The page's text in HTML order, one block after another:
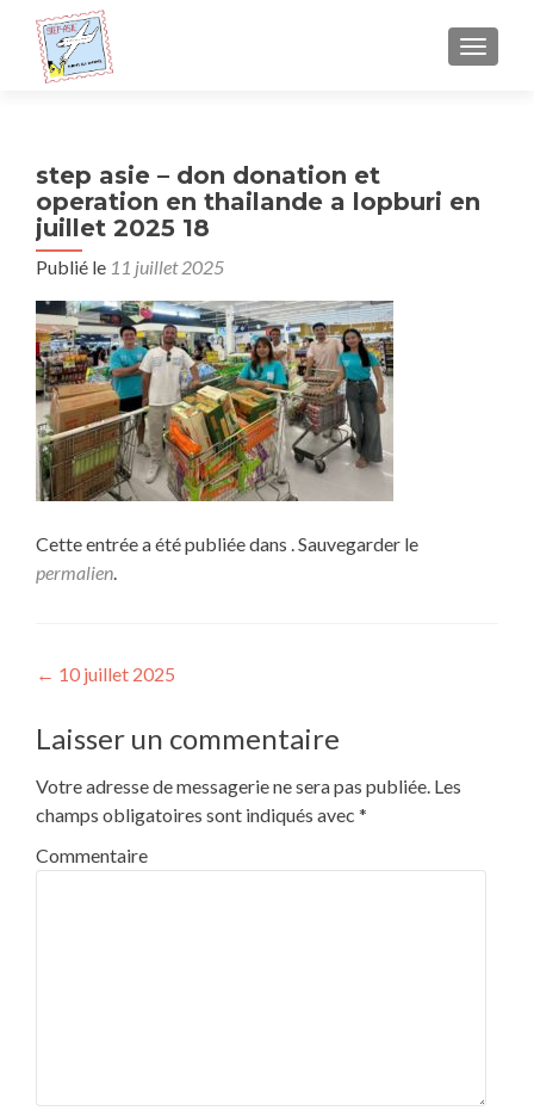
step asie – don donation et
operation en thailande a lopburi en
juillet 2025 18
Publié le 11 juillet 2025
Cette entrée a été publiée dans . Sauvegarder le
permalien.
Navigation de l’article
← 10 juillet 2025
Laisser un commentaire
Votre adresse de messagerie ne sera pas publiée. Les
champs obligatoires sont indiqués avec *
Commentaire